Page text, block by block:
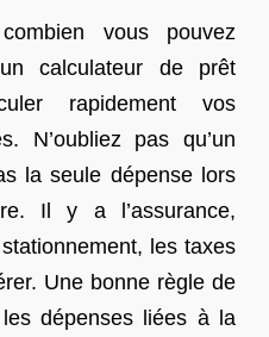
vous pouvez
calculateur de prêt
rapidement vos
N’oubliez pas qu’un
la seule dépense lors
Il y a l’assurance,
stationnement, les taxes
Une bonne règle de
dépenses liées à la